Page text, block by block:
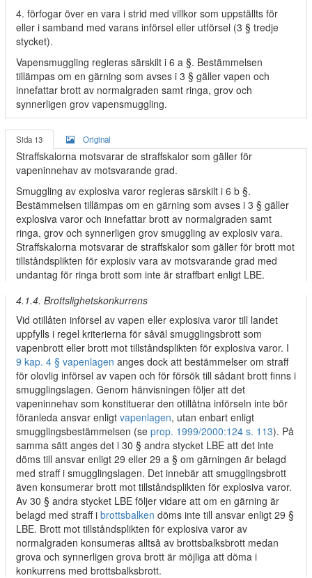
4. förfogar över en vara i strid med villkor som uppställts för
eller i samband med varans införsel eller utförsel (3 § tredje
stycket).
Vapensmuggling regleras särskilt i 6 a §. Bestämmelsen
tillämpas om en gärning som avses i 3 § gäller vapen och
innefattar brott av normalgraden samt ringa, grov och
synnerligen grov vapensmuggling.
Sida 13 Original
Straffskalorna motsvarar de straffskalor som gäller för
vapeninnehav av motsvarande grad.
Smuggling av explosiva varor regleras särskilt i 6 b §.
Bestämmelsen tillämpas om en gärning som avses i 3 § gäller
explosiva varor och innefattar brott av normalgraden samt
ringa, grov och synnerligen grov smuggling av explosiv vara.
Straffskalorna motsvarar de straffskalor som gäller för brott mot
tillståndsplikten för explosiv vara av motsvarande grad med
undantag för ringa brott som inte är straffbart enligt LBE.
4.1.4. Brottslighetskonkurrens
Vid otillåten införsel av vapen eller explosiva varor till landet
uppfylls i regel kriterierna för såväl smugglingsbrott som
vapenbrott eller brott mot tillståndsplikten för explosiva varor. I
9 kap. 4 § vapenlagen anges dock att bestämmelser om straff
för olovlig införsel av vapen och för försök till sådant brott finns i
smugglingslagen. Genom hänvisningen följer att det
vapeninnehav som konstituerar den otillåtna införseln inte bör
föranleda ansvar enligt vapenlagen, utan enbart enligt
smugglingsbestämmelsen (se prop. 1999/2000:124 s. 113). På
samma sätt anges det i 30 § andra stycket LBE att det inte
döms till ansvar enligt 29 eller 29 a § om gärningen är belagd
med straff i smugglingslagen. Det innebär att smugglingsbrott
även konsumerar brott mot tillståndsplikten för explosiva varor.
Av 30 § andra stycket LBE följer vidare att om en gärning är
belagd med straff i brottsbalken döms inte till ansvar enligt 29 §
LBE. Brott mot tillståndsplikten för explosiva varor av
normalgraden konsumeras alltså av brottsbalksbrott medan
grova och synnerligen grova brott är möjliga att döma i
konkurrens med brottsbalksbrott.